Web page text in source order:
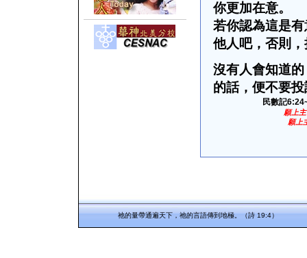
你更加在意。
若你認為這是
他人吧，否則
沒有人會知道
的話，便不要
民數記
願上
願上
祂的量帶通遍天下，祂的言語傳到地極。（詩 19:4）